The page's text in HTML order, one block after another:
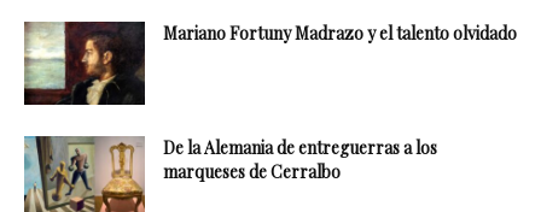
Mariano Fortuny Madrazo y el talento olvidado
De la Alemania de entreguerras a los
marqueses de Cerralbo